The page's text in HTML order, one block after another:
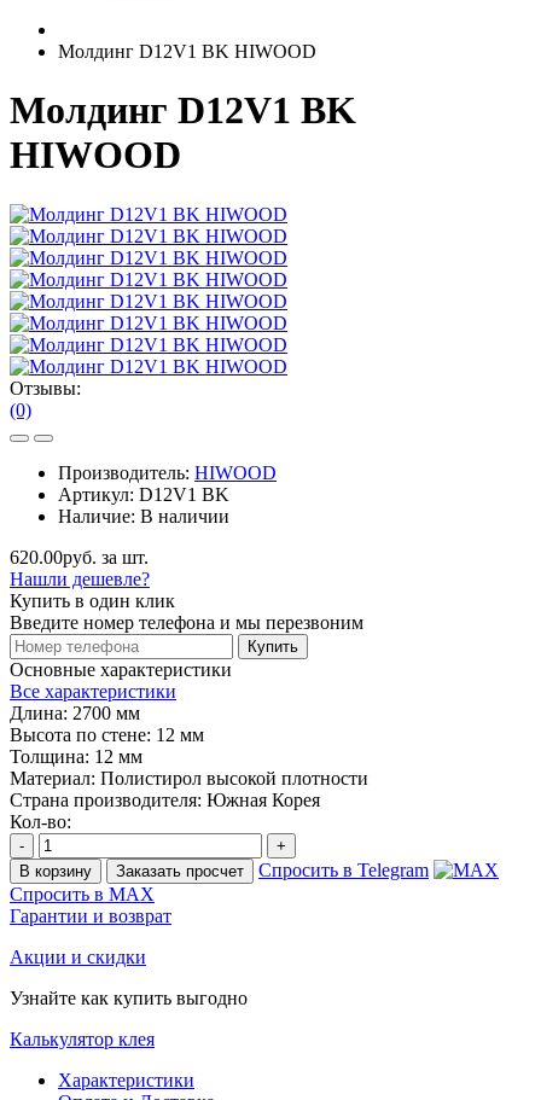
Молдинг D12V1 BK HIWOOD
Молдинг D12V1 BK
HIWOOD
Отзывы:
(0)
Производитель: HIWOOD
Артикул: D12V1 BK
Наличие: В наличии
620.00руб. за шт.
Нашли дешевле?
Купить в один клик
Введите номер телефона и мы перезвоним
Купить
Основные характеристики
Все характеристики
Длина: 2700 мм
Высота по стене: 12 мм
Толщина: 12 мм
Материал: Полистирол высокой плотности
Страна производителя: Южная Корея
Кол-во:
-
+
В корзину
Заказать просчет
Спросить в Telegram
Спросить в MAX
Гарантии и возврат
Акции и скидки
Узнайте как купить выгодно
Калькулятор клея
Характеристики